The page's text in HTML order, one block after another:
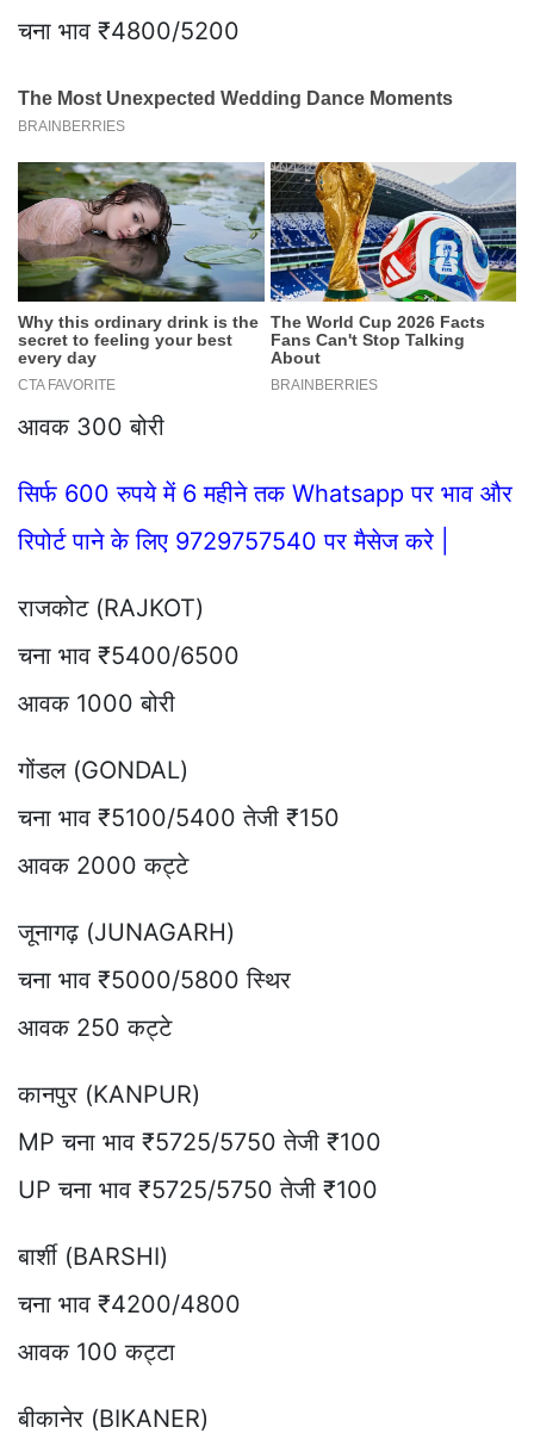
चना भाव ₹4800/5200
आवक 300 बोरी
सिर्फ 600 रुपये में 6 महीने तक Whatsapp पर भाव और
रिपोर्ट पाने के लिए 9729757540 पर मैसेज करे |
राजकोट (RAJKOT)
चना भाव ₹5400/6500
आवक 1000 बोरी
गोंडल (GONDAL)
चना भाव ₹5100/5400 तेजी ₹150
आवक 2000 कट्टे
जूनागढ़ (JUNAGARH)
चना भाव ₹5000/5800 स्थिर
आवक 250 कट्टे
कानपुर (KANPUR)
MP चना भाव ₹5725/5750 तेजी ₹100
UP चना भाव ₹5725/5750 तेजी ₹100
बार्शी (BARSHI)
चना भाव ₹4200/4800
आवक 100 कट्टा
बीकानेर (BIKANER)